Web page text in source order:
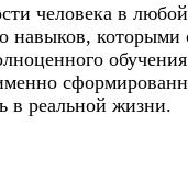
человека в любой
навыков, которыми
обучения
в реальной жизни.